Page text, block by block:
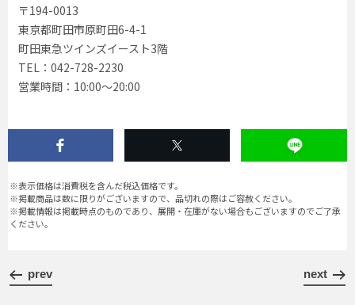
〒194-0013
東京都町田市原町田6-4-1
町田東急ツインズイースト3階
TEL：042-728-2230
営業時間：10:00〜20:00
※表示価格は消費税を含んだ税込価格です。
※掲載商品は数に限りがございますので、品切れの際はご容赦ください。
※掲載情報は掲載時点のものであり、展開・在庫がない場合もございますのでご了承
ください。
prev next